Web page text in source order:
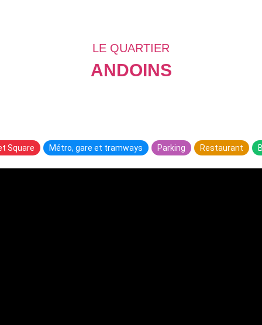
LE QUARTIER
ANDOINS
Square Métro, gare et tramways Parking Restaurant